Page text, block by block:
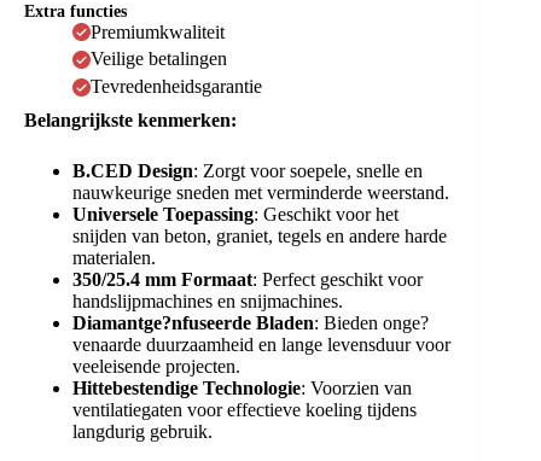
Extra functies
Premiumkwaliteit
Veilige betalingen
Tevredenheidsgarantie
Belangrijkste kenmerken:
B.CED Design: Zorgt voor soepele, snelle en
nauwkeurige sneden met verminderde weerstand.
Universele Toepassing: Geschikt voor het
snijden van beton, graniet, tegels en andere harde
materialen.
350/25.4 mm Formaat: Perfect geschikt voor
handslijpmachines en snijmachines.
Diamantge?nfuseerde Bladen: Bieden onge?
venaarde duurzaamheid en lange levensduur voor
veeleisende projecten.
Hittebestendige Technologie: Voorzien van
ventilatiegaten voor effectieve koeling tijdens
langdurig gebruik.